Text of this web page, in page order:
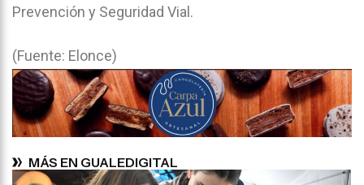
Prevención y Seguridad Vial.
(Fuente: Elonce)
MÁS EN GUALEDIGITAL